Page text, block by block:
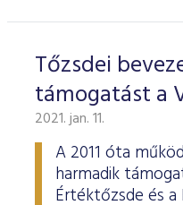
Tőzsdei
támogatást a
2021. jan. 11.
A 2011 óta
harmadik
Értéktőzsde és